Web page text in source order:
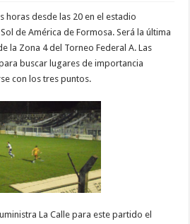
horas desde las 20 en el estadio
de América de Formosa. Será la última
la Zona 4 del Torneo Federal A. Las
buscar lugares de importancia
con los tres puntos.
La Calle para este partido el